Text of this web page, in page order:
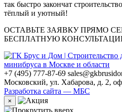
так быстро закончат
тёплый и уютный!
ОСТАВЬТЕ ЗАЯВКУ ПРЯМО
БЕСПЛАТНУЮ
+7 (495) 777-87-69
Московский, ул. Хабарова, д. 2,
Разработка сайта — МБС
×